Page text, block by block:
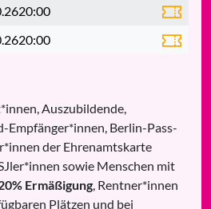
20:00
20:00
Auszubildende,
Empfänger*innen, Berlin-Pass-
der Ehrenamtskarte
sowie Menschen mit
Ermäßigung, Rentner*innen
Plätzen und bei